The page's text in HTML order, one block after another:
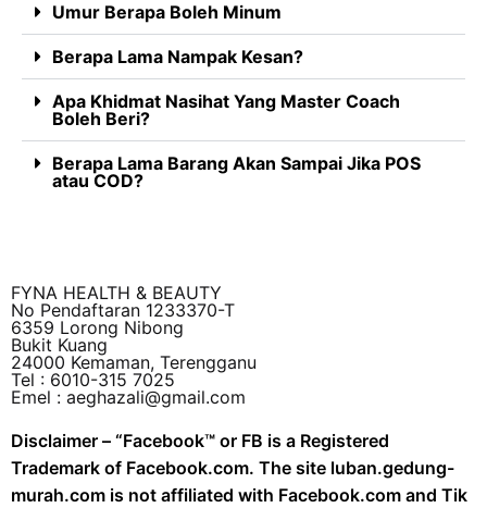
Umur Berapa Boleh Minum
Berapa Lama Nampak Kesan?
Apa Khidmat Nasihat Yang Master Coach
Boleh Beri?
Berapa Lama Barang Akan Sampai Jika POS
atau COD?
FYNA HEALTH & BEAUTY
No Pendaftaran 1233370-T
6359 Lorong Nibong
Bukit Kuang
24000 Kemaman, Terengganu
Tel : 6010-315 7025
Emel : aeghazali@gmail.com
Disclaimer – “Facebook™️ or FB is a Registered
Trademark of Facebook.com. The site luban.gedung-
murah.com is not affiliated with Facebook.com and Tik